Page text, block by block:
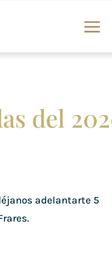
del
adelantarte 5